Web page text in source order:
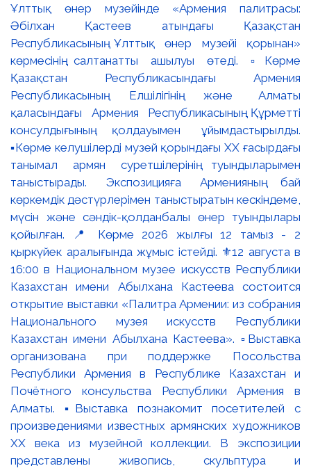
Ұлттық өнер музейінде «Армения палитрасы:
Әбілхан Қастеев атындағы Қазақстан
Республикасының Ұлттық өнер музейі қорынан»
көрмесінің салтанатты ашылуы өтеді. ▫️Көрме
Қазақстан Республикасындағы Армения
Республикасының Елшілігінің және Алматы
қаласындағы Армения Республикасының Құрметті
консулдығының қолдауымен ұйымдастырылды.
▪️Көрме келушілерді музей қорындағы ХХ ғасырдағы
танымал армян суретшілерінің туындыларымен
таныстырады. Экспозицияға Арменияның бай
көркемдік дәстүрлерімен таныстыратын кескіндеме,
мүсін және сәндік-қолданбалы өнер туындылары
қойылған. 📍 Көрме 2026 жылғы 12 тамыз - 2
қыркүйек аралығында жұмыс істейді. ⚜️12 августа в
16:00 в Национальном музее искусств Республики
Казахстан имени Абылхана Кастеева состоится
открытие выставки «Палитра Армении: из собрания
Национального музея искусств Республики
Казахстан имени Абылхана Кастеева». ▫️Выставка
организована при поддержке Посольства
Республики Армения в Республике Казахстан и
Почётного консульства Республики Армения в
Алматы. ▪️Выставка познакомит посетителей с
произведениями известных армянских художников
XX века из музейной коллекции. В экспозиции
представлены живопись, скульптура и